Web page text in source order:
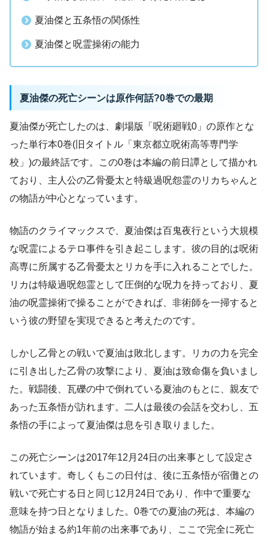
夏油傑と五条悟の関係性
夏油傑と呪霊操術の能力
夏油傑の死亡シーンは原作何話?0巻での最期
夏油傑が死亡したのは、劇場版「呪術廻戦0」の原作とな
った単行本0巻(旧タイトル「東京都立呪術高等専門学
校」)の最終話です。この0巻は本編の前日譚として描かれ
ており、主人公の乙骨憂太と特級過呪怨霊のリカちゃんと
の物語が中心となっています。
物語のクライマックスで、夏油傑は百鬼夜行という大規模
な呪霊によるテロ事件を引き起こします。彼の目的は呪術
高専に所属する乙骨憂太とリカを手に入れることでした。
リカは特級過呪怨霊として圧倒的な呪力を持っており、夏
油の呪霊操術で操ることができれば、非術師を一掃すると
いう彼の野望を実現できると考えたのです。
しかし乙骨との戦いで夏油は敗北します。リカの力を完全
に引き出した乙骨の攻撃により、夏油は致命傷を負いまし
た。戦闘後、瓦礫の中で倒れている夏油のもとに、親友で
あった五条悟が訪れます。二人は最後の会話を交わし、五
条悟の手によって夏油傑は息を引き取りました。
この死亡シーンは2017年12月24日の出来事として設定さ
れています。奇しくもこの日付は、後に五条悟が宿儺との
戦いで死亡する日と同じ12月24日であり、作中で重要な
意味を持つ日となりました。0巻での夏油の死は、本編の
物語が始まる約1年前の出来事であり、ここで完全に死亡